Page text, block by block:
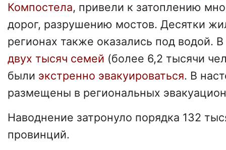
Компостела, привели к затоплению
дорог, разрушению мостов. Десятки
регионах также оказались под водой. В
двух тысяч семей (более 6,2 тысячи
были экстренно эвакуироваться. В
размещены в региональных
Наводнение затронуло порядка 132
провинций.